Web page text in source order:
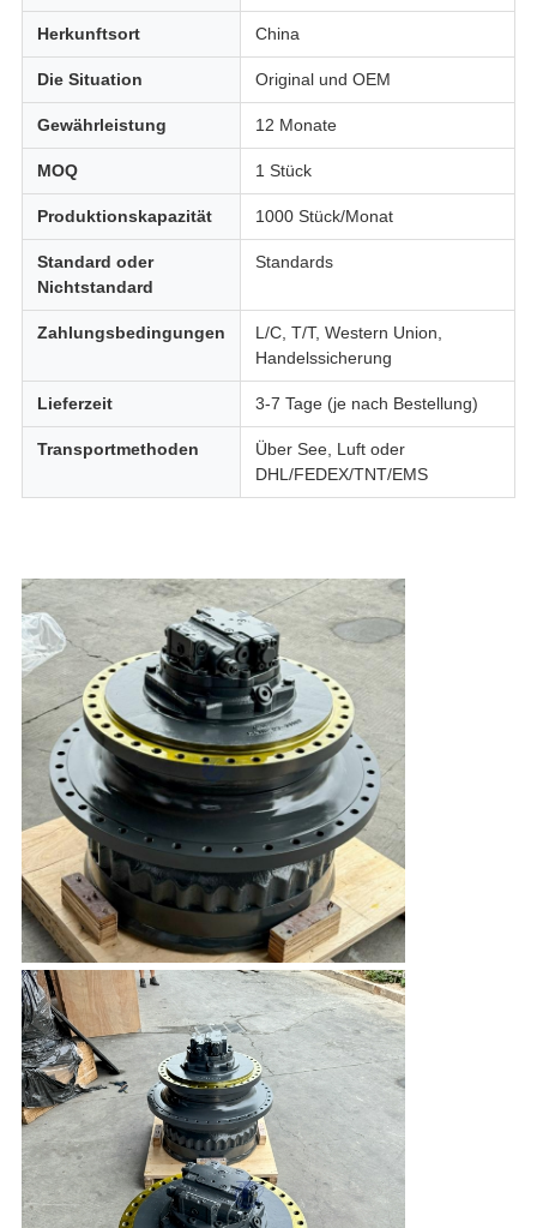
Herkunftsort China
Die Situation Original und OEM
Gewährleistung 12 Monate
MOQ 1 Stück
Produktionskapazität 1000 Stück/Monat
Standard oder
Nichtstandard
Standards
Zahlungsbedingungen
L/C, T/T, Western Union,
Handelssicherung
Lieferzeit 3-7 Tage (je nach Bestellung)
Transportmethoden
Über See, Luft oder
DHL/FEDEX/TNT/EMS